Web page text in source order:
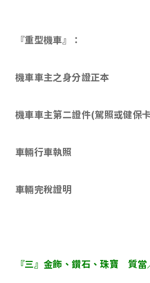
『重型機車』：
機車車主之身分證正本
機車車主第二證件(駕照或健保
車輛行車執照
車輛完稅證明
『三』金飾、鑽石、珠寶 質當